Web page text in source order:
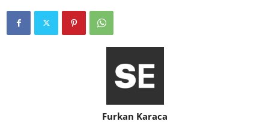
Furkan Karaca